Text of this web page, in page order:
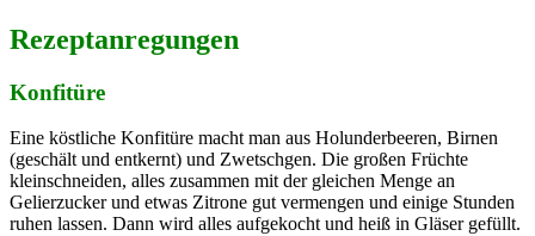
Rezeptanregungen
Konfitüre
Eine köstliche Konfitüre macht man aus Holunderbeeren, Birnen
(geschält und entkernt) und Zwetschgen. Die großen Früchte
kleinschneiden, alles zusammen mit der gleichen Menge an
Gelierzucker und etwas Zitrone gut vermengen und einige Stunden
ruhen lassen. Dann wird alles aufgekocht und heiß in Gläser gefüllt.